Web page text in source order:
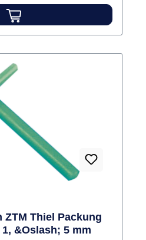
Kugel zur
Form: der Düse
Anwachsen des
des
und metallsparendes
Guss durch den
3 mm und die konkave
Thiel Packung
&Oslash; 5 mm